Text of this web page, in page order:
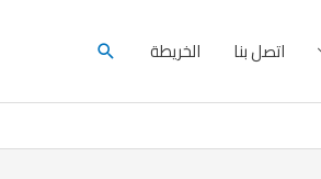
اتصل بنا الخريطة البحث